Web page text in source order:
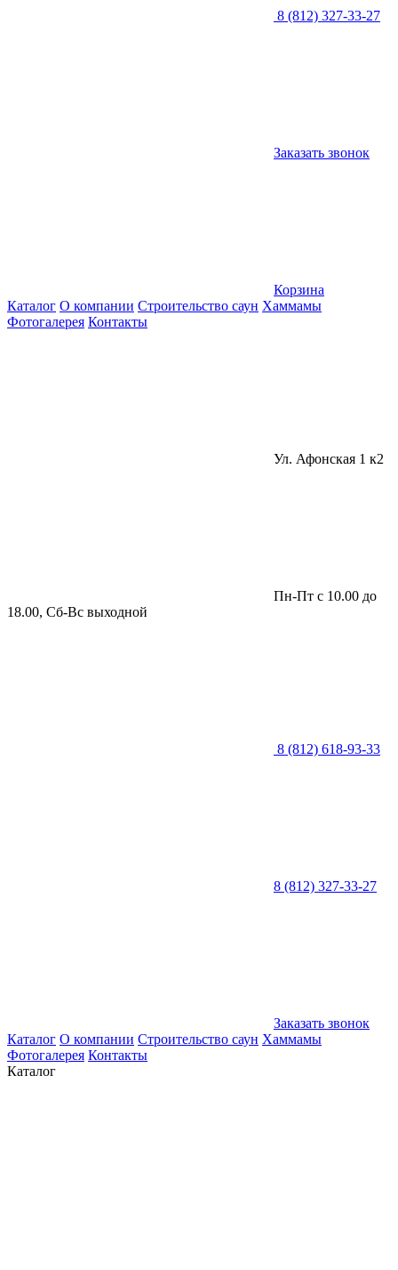
8 (812) 327-33-27
Заказать звонок
Корзина
Каталог О компании Строительство саун Хаммамы
Фотогалерея Контакты
Ул. Афонская 1 к2
Пн-Пт с 10.00 до
18.00, Сб-Вс выходной
8 (812) 618-93-33
8 (812) 327-33-27
Заказать звонок
Каталог О компании Строительство саун Хаммамы
Фотогалерея Контакты
Каталог